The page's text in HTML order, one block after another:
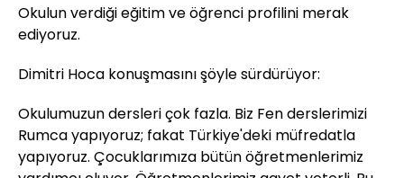
Okulun verdiği eğitim ve öğrenci profilini merak
ediyoruz.
Dimitri Hoca konuşmasını şöyle sürdürüyor:
Okulumuzun dersleri çok fazla. Biz Fen derslerimizi
Rumca yapıyoruz; fakat Türkiye'deki müfredatla
yapıyoruz. Çocuklarımıza bütün öğretmenlerimiz